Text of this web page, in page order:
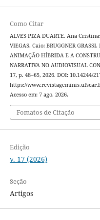
Como Citar
ALVES PIZA DUARTE, Ana
VIEGAS, Caio; BRUGGNER
ANIMAÇÃO HÍBRIDA E A
NARRATIVA NO AUDIOVISUAL
17, p. 48–65, 2026. DOI: 10.14244/
https://
Acesso em: 7 ago. 2026.
Fomatos de Citação
Edição
v. 17 (2026)
Seção
Artigos